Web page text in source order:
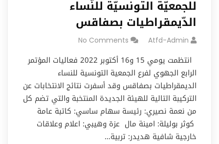
للجمعيّة التونسيّة للنّساء
الدّيمقراطيات بصفاقس
Atfd-Admin
No Comments
انتظمت يومي 15 و16 أكتوبر 2022 فعاليات المؤتمر
الرابع الجهوي لفرع الجمعية التونسية للنساء
الديمقراطيات بصفاقس وقد أسفرت نتائج الانتخابات عن
التركيبة التالية للهيئة الجديدة المنتخبة والتي تضم كل
من نعمة نصيري: رئيسة سهام ساسي: كاتبة عامة
كوثر بوليلة: امينة مال عزة وهيبي: اعلام وعلاقات
خارجية شافية هديدر: تربية…